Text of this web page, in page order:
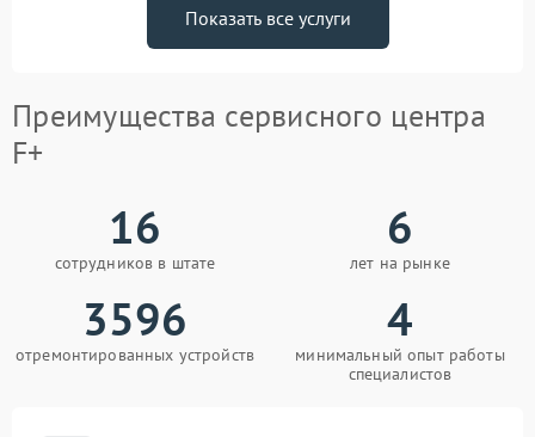
Показать все услуги
Преимущества сервисного центра
F+
16
сотрудников в штате
6
лет на рынке
3596
отремонтированных устройств
4
минимальный опыт работы
специалистов